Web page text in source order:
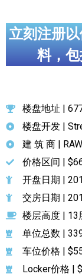
立刻注册
料，
楼盘地址 |
楼盘开发 |
建 筑 商 |
价格区间 |
开盘日期 |
交房日期 |
楼层高度 | 13
单位总数 |
车位价格 |
Locker价格 |